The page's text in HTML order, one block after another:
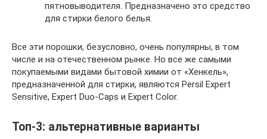
пятновыводителя. Предназначено это средство
для стирки белого белья.
Все эти порошки, безусловно, очень популярны, в том
числе и на отечественном рынке. Но все же самыми
покупаемыми видами бытовой химии от «Хенкель»,
предназначенной для стирки, являются Persil Expert
Sensitive, Expert Duo-Caps и Expert Color.
Топ-3: альтернативные варианты